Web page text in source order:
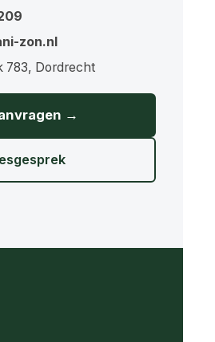
zon.nl
783, Dordrecht
→